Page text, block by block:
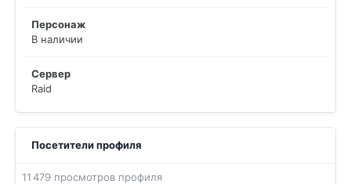
Персонаж
В наличии
Сервер
Raid
Посетители профиля
11 479 просмотров профиля